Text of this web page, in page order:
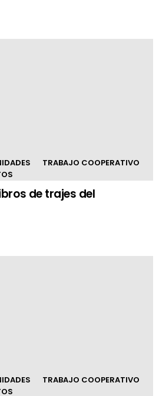
TRABAJO COOPERATIVO
de trajes del
TRABAJO COOPERATIVO